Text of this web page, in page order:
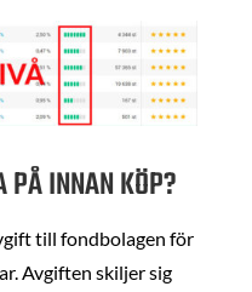
INNAN KÖP?
till fondbolagen för
Avgiften skiljer sig